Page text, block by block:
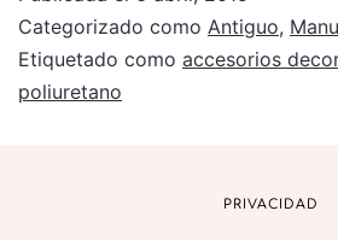
Categorizado como Antiguo,
Etiquetado como accesorios
poliuretano
PRIVACIDAD